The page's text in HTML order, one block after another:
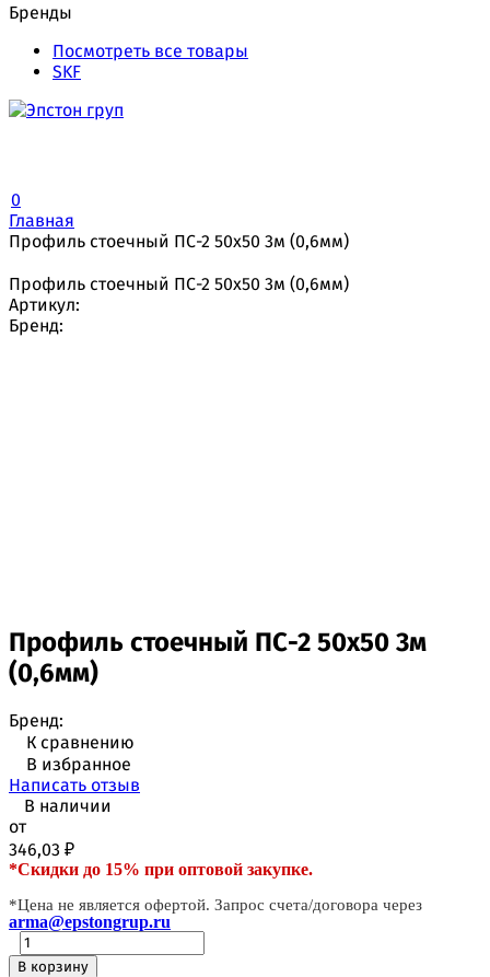
Бренды
Посмотреть все товары
SKF
0
Главная
Профиль стоечный ПС-2 50х50 3м (0,6мм)
Профиль стоечный ПС-2 50х50 3м (0,6мм)
Артикул:
Бренд:
Профиль стоечный ПС-2 50х50 3м
(0,6мм)
Бренд:
К сравнению
В избранное
Написать отзыв
В наличии
от
346,03 ₽
*Скидки до 15% при оптовой закупке.
*Цена не является офертой. Запрос счета/договора через
arma@epstongrup.ru
В корзину